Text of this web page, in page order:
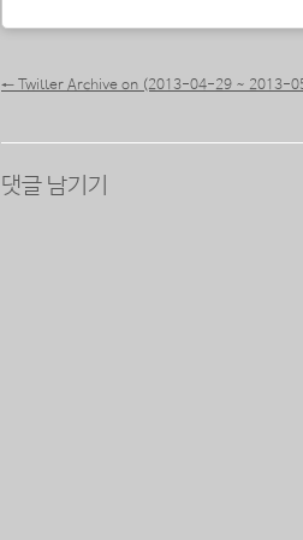
포스트 내비게이션
← Twitter Archive on (2013-04-29 ~ 2013-
댓글 남기기